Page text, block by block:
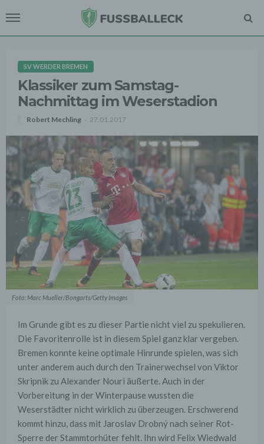
SV WERDER BREMEN
Klassiker zum Samstag-
Nachmittag im Weserstadion
Robert Mechling 27.01.2017
Foto: Marc Mueller/Bongarts/Getty Images
Im Grunde gibt es zu dieser Partie nicht viel zu spekulieren.
Die Favoritenrolle ist in diesem Spiel ganz klar vergeben.
Bremen konnte keine optimale Hinrunde spielen, was sich
unter anderem auch durch den Trainerwechsel von Viktor
Skripnik zu Alexander Nouri äußerte. Auch in der
Vorbereitung in der Winterpause wussten die
Weserstädter nicht wirklich zu überzeugen. Erschwerend
kommt hinzu, dass mit Jaroslav Drobný nach seiner Rot-
Sperre der Stammtorhüter fehlt. Ihn wird Felix Wiedwald